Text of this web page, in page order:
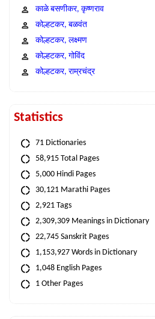
काळे बसणीकर, कृष्णराव
कोल्हटकर, बळवंत
कोल्हटकर, लक्ष्मण
कोल्हटकर, गोविंद
कोल्हटकर, राम्रचंद्र
Statistics
71 Dictionaries
58,915 Total Pages
5,000 Hindi Pages
30,121 Marathi Pages
2,921 Tags
2,309,309 Meanings in Dictionary
22,745 Sanskrit Pages
1,153,927 Words in Dictionary
1,048 English Pages
1 Other Pages